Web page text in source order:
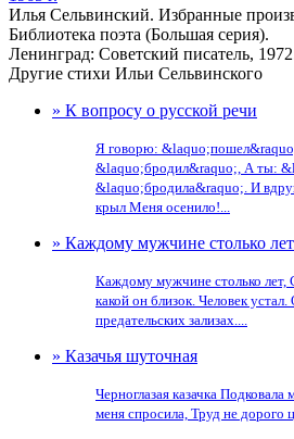
Илья Сельвинский. Избранные
Библиотека поэта (Большая серия).
Ленинград: Советский писатель,
Другие стихи Ильи Сельвинского
» К вопросу о русской речи
Я говорю:
&laquo;бродил&raquo;, А ты:
&laquo;бродила&raquo;. И
крыл Меня осенило!...
» Каждому мужчине столько
Каждому мужчине столько лет,
какой он близок. Человек
предательских зализах....
» Казачья шуточная
Черноглазая казачка
меня спросила, Труд не дорого